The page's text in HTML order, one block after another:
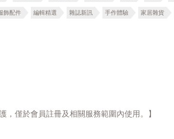
飾配件 編輯精選 雜誌新訊 手作體驗 家居雜貨
，僅於會員註冊及相關服務範圍內使用。】